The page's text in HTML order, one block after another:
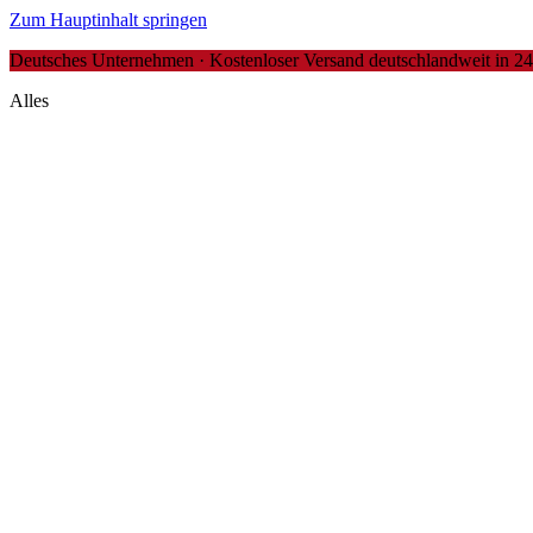
Zum Hauptinhalt springen
Deutsches Unternehmen · Kostenloser Versand deutschlandweit in
Alles